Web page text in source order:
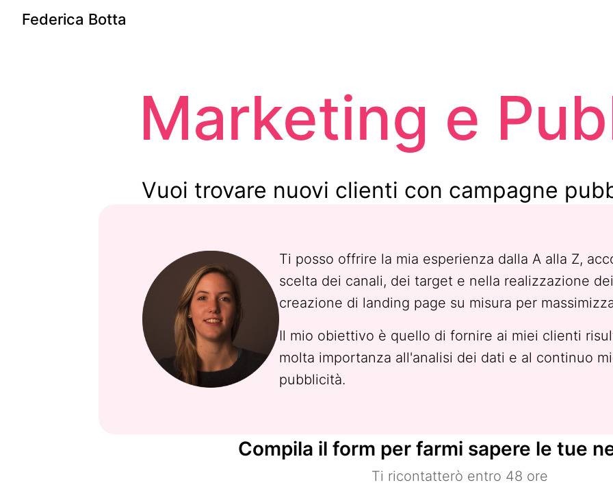
Federica Botta
Marketing e
Vuoi trovare nuovi clienti con campagne
Ti posso offrire la mia esperienza dalla A alla Z,
scelta dei canali, dei target e nella realizzazione
creazione di landing page su misura per
Il mio obiettivo è quello di fornire ai miei clienti
molta importanza all'analisi dei dati e al continuo
pubblicità.
Compila il form per farmi sapere le tue
Ti ricontatterò entro 48 ore